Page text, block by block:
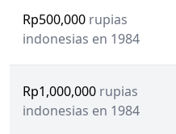
Rp500,000 rupias
indonesias en 1984
Rp1,000,000 rupias
indonesias en 1984